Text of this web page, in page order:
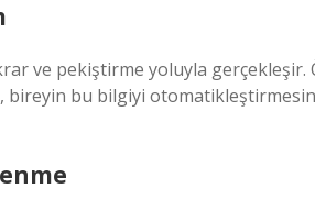
ve pekiştirme yoluyla
bireyin bu bilgiyi